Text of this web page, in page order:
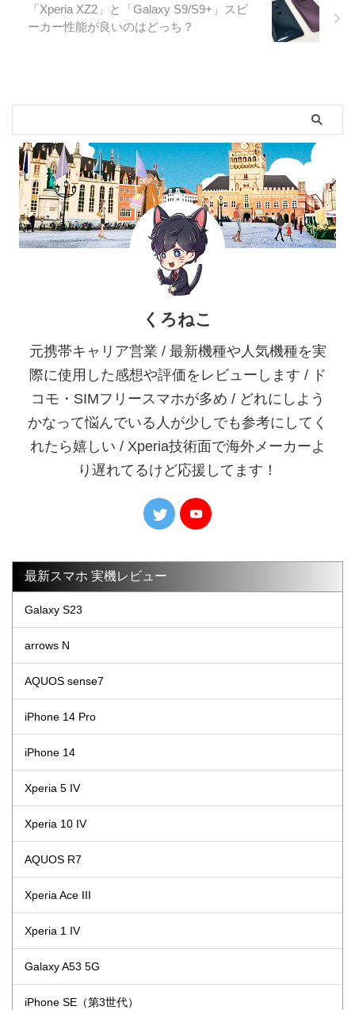
「Xperia XZ2」と「Galaxy S9/S9+」スピ
ーカー性能が良いのはどっち？
くろねこ
元携帯キャリア営業 / 最新機種や人気機種を実
際に使用した感想や評価をレビューします / ド
コモ・SIMフリースマホが多め / どれにしよう
かなって悩んでいる人が少しでも参考にしてく
れたら嬉しい / Xperia技術面で海外メーカーよ
り遅れてるけど応援してます！
最新スマホ 実機レビュー
Galaxy S23
arrows N
AQUOS sense7
iPhone 14 Pro
iPhone 14
Xperia 5 IV
Xperia 10 IV
AQUOS R7
Xperia Ace III
Xperia 1 IV
Galaxy A53 5G
iPhone SE（第3世代）